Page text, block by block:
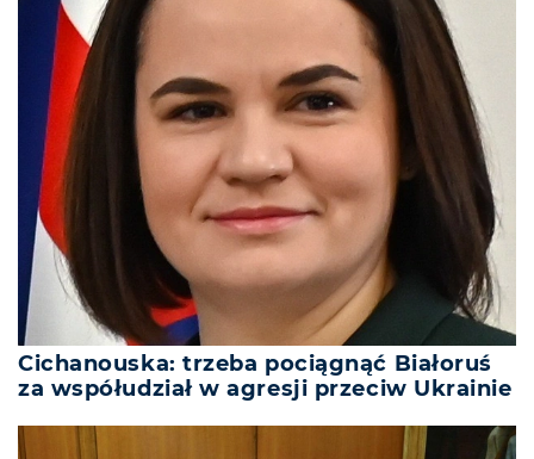
Cichanouska: trzeba pociągnąć Białoruś
za współudział w agresji przeciw Ukrainie